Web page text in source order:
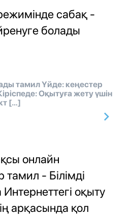
сабақ -
болады
тамил Үйде: кеңестер
Оқытуға жету үшін
[…]
онлайн
- Білімді
оқыту
арқасында қол